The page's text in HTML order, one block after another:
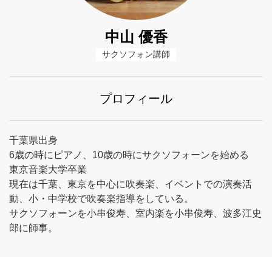
中山 優香
サクソフォン講師
プロフィール
千葉県出身
6歳の時にピアノ、10歳の時にサクソフォーンを始める
東京音楽大学卒業
現在は千葉、東京を中心に吹奏楽、イベントでの演奏活
動、小・中学校で吹奏楽指導をしている。
サクソフォーンを小串俊寿、室内楽を小串俊寿、波多江史
郎に師事。